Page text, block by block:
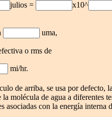
julios = x10^
uma,
o rms de
mi/hr.
de arriba, se usa por defecto,
molécula de agua a diferentes
asociadas con la energía interna